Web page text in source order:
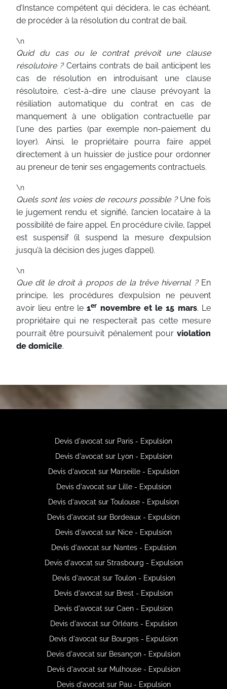
d’Instance compétent qui décidera, le cas échéant,
de procéder à la résolution du contrat de bail.
\n
Quid du cas ou le contrat prévoit une clause
résolutoire ?Certains contrats de bail anticipent les
cas de résolution en introduisant une clause
résolutoire, c'est-à-dire une clause prévoyant la
résiliation automatique du contrat en cas de
manquement à une obligation contractuelle par
l'une des parties (par exemple non-paiement du
loyer). Ainsi, le propriétaire pourra faire appel
directement à un huissier de justice pour ordonner
au preneur de tenir ses engagements contractuels.
\n
Quels sont les voies de recours possible ?Une fois
le jugement rendu et signifié, l’ancien locataire à la
possibilité de faire appel. En procédure civile, l’appel
est suspensif (il suspend la mesure d’expulsion
jusqu’à la décision des juges d’appel).
\n
Que dit le droit à propos de la trêve hivernal ?En
principe, les procédures d’expulsion ne peuvent
avoir lieu entre le1er novembre et le 15 mars. Le
propriétaire qui ne respecterait pas cette mesure
pourrait être poursuivit pénalement pour violation
de domicile.
Devis d'avocat sur Paris - Expulsion
Devis d'avocat sur Lyon - Expulsion
Devis d'avocat sur Marseille - Expulsion
Devis d'avocat sur Lille - Expulsion
Devis d'avocat sur Toulouse - Expulsion
Devis d'avocat sur Bordeaux - Expulsion
Devis d'avocat sur Nice - Expulsion
Devis d'avocat sur Nantes - Expulsion
Devis d'avocat sur Strasbourg - Expulsion
Devis d'avocat sur Toulon - Expulsion
Devis d'avocat sur Brest - Expulsion
Devis d'avocat sur Caen - Expulsion
Devis d'avocat sur Orléans - Expulsion
Devis d'avocat sur Bourges - Expulsion
Devis d'avocat sur Besançon - Expulsion
Devis d'avocat sur Mulhouse - Expulsion
Devis d'avocat sur Pau - Expulsion